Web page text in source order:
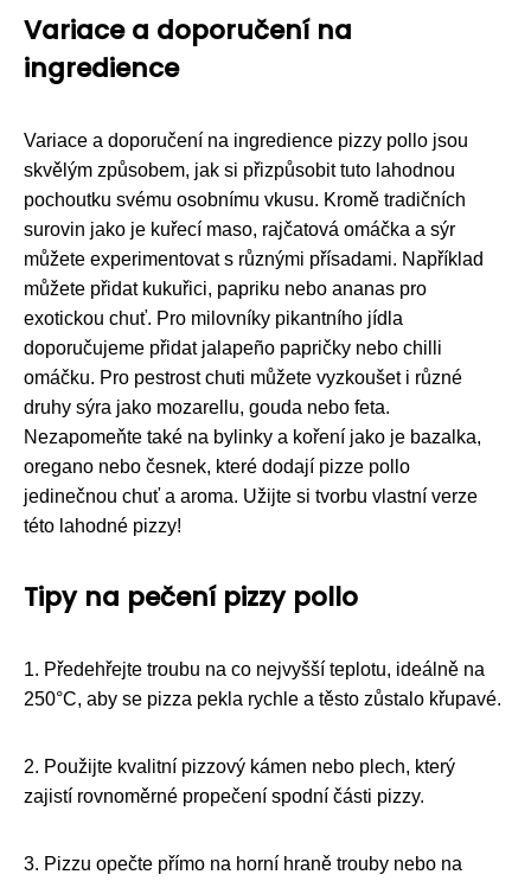
Variace a doporučení na
ingredience
Variace a doporučení na ingredience pizzy pollo jsou
skvělým způsobem, jak si přizpůsobit tuto lahodnou
pochoutku svému osobnímu vkusu. Kromě tradičních
surovin jako je kuřecí maso, rajčatová omáčka a sýr
můžete experimentovat s různými přísadami. Například
můžete přidat kukuřici, papriku nebo ananas pro
exotickou chuť. Pro milovníky pikantního jídla
doporučujeme přidat jalapeño papričky nebo chilli
omáčku. Pro pestrost chuti můžete vyzkoušet i různé
druhy sýra jako mozarellu, gouda nebo feta.
Nezapomeňte také na bylinky a koření jako je bazalka,
oregano nebo česnek, které dodají pizze pollo
jedinečnou chuť a aroma. Užijte si tvorbu vlastní verze
této lahodné pizzy!
Tipy na pečení pizzy pollo
1. Předehřejte troubu na co nejvyšší teplotu, ideálně na
250°C, aby se pizza pekla rychle a těsto zůstalo křupavé.
2. Použijte kvalitní pizzový kámen nebo plech, který
zajistí rovnoměrné propečení spodní části pizzy.
3. Pizzu opečte přímo na horní hraně trouby nebo na